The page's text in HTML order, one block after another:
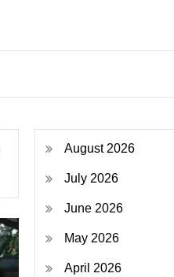
August 2026
July 2026
June 2026
May 2026
April 2026